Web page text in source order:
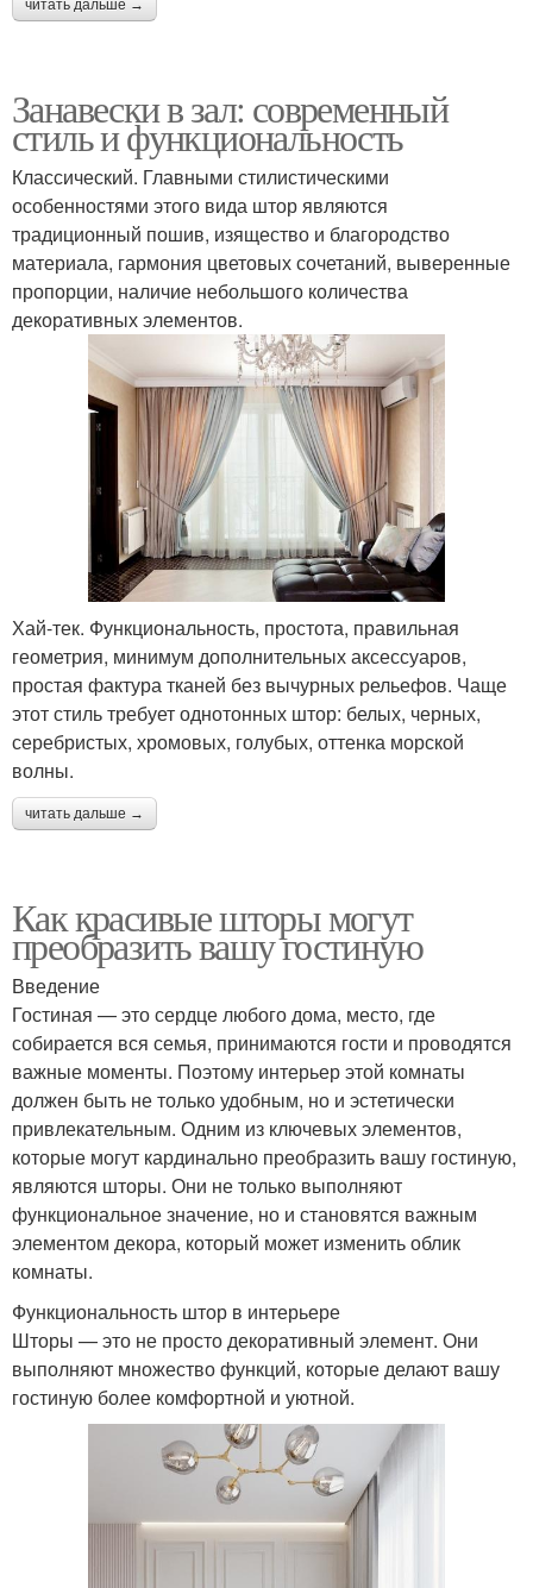
читать дальше →
Занавески в зал: современный
стиль и функциональность
Классический. Главными стилистическими
особенностями этого вида штор являются
традиционный пошив, изящество и благородство
материала, гармония цветовых сочетаний, выверенные
пропорции, наличие небольшого количества
декоративных элементов.
Хай-тек. Функциональность, простота, правильная
геометрия, минимум дополнительных аксессуаров,
простая фактура тканей без вычурных рельефов. Чаще
этот стиль требует однотонных штор: белых, черных,
серебристых, хромовых, голубых, оттенка морской
волны.
читать дальше →
Как красивые шторы могут
преобразить вашу гостиную
Введение
Гостиная — это сердце любого дома, место, где
собирается вся семья, принимаются гости и проводятся
важные моменты. Поэтому интерьер этой комнаты
должен быть не только удобным, но и эстетически
привлекательным. Одним из ключевых элементов,
которые могут кардинально преобразить вашу гостиную,
являются шторы. Они не только выполняют
функциональное значение, но и становятся важным
элементом декора, который может изменить облик
комнаты.
Функциональность штор в интерьере
Шторы — это не просто декоративный элемент. Они
выполняют множество функций, которые делают вашу
гостиную более комфортной и уютной.